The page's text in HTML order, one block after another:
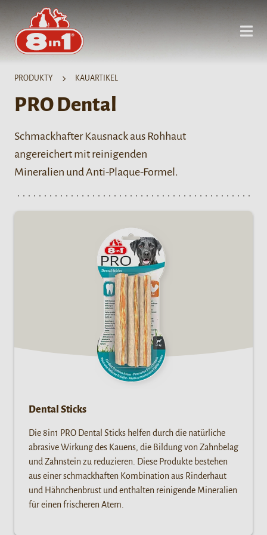
PRODUKTY KAUARTIKEL
PRO Dental
Schmackhafter Kausnack aus Rohhaut
angereichert mit reinigenden
Mineralien und Anti-Plaque-Formel.
Dental Sticks
Die 8in1 PRO Dental Sticks helfen durch die natürliche
abrasive Wirkung des Kauens, die Bildung von Zahnbelag
und Zahnstein zu reduzieren. Diese Produkte bestehen
aus einer schmackhaften Kombination aus Rinderhaut
und Hähnchenbrust und enthalten reinigende Mineralien
für einen frischeren Atem.